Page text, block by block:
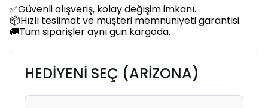
✅Güvenli alışveriş, kolay değişim imkanı.
📦Hızlı teslimat ve müşteri memnuniyeti garantisi.
🚚Tüm siparişler aynı gün kargoda.
HEDİYENİ SEÇ (ARİZONA)